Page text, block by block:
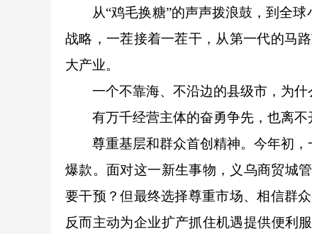
从“鸡毛换糖”的声声拨浪鼓，到全
战略，一茬接着一茬干，从第一代的马
大产业。
一个不靠海、不沿边的县级市，为什
有万千经营主体的奋勇争先，也离不
尊重基层和群众首创精神。今年初，
爆款。面对这一新生事物，义乌商贸城
要干预？但最终选择尊重市场、相信群
反而主动为企业扩产抓住机遇提供便利